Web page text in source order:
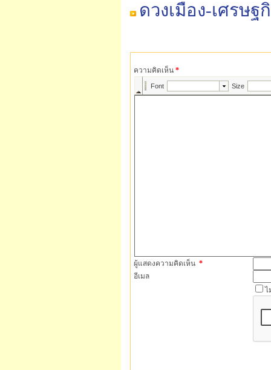
ดวงเมือง-เศรษ
ความคิดเห็น *
ผู้แสดงความคิดเห็น *
อีเมล
ไ